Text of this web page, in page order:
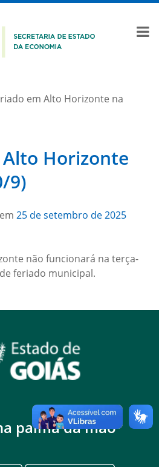
em Alto Horizonte na
Horizonte
9)
25 de setembro de 2025
não funcionará na terça-
feriado municipal.
palma da mão